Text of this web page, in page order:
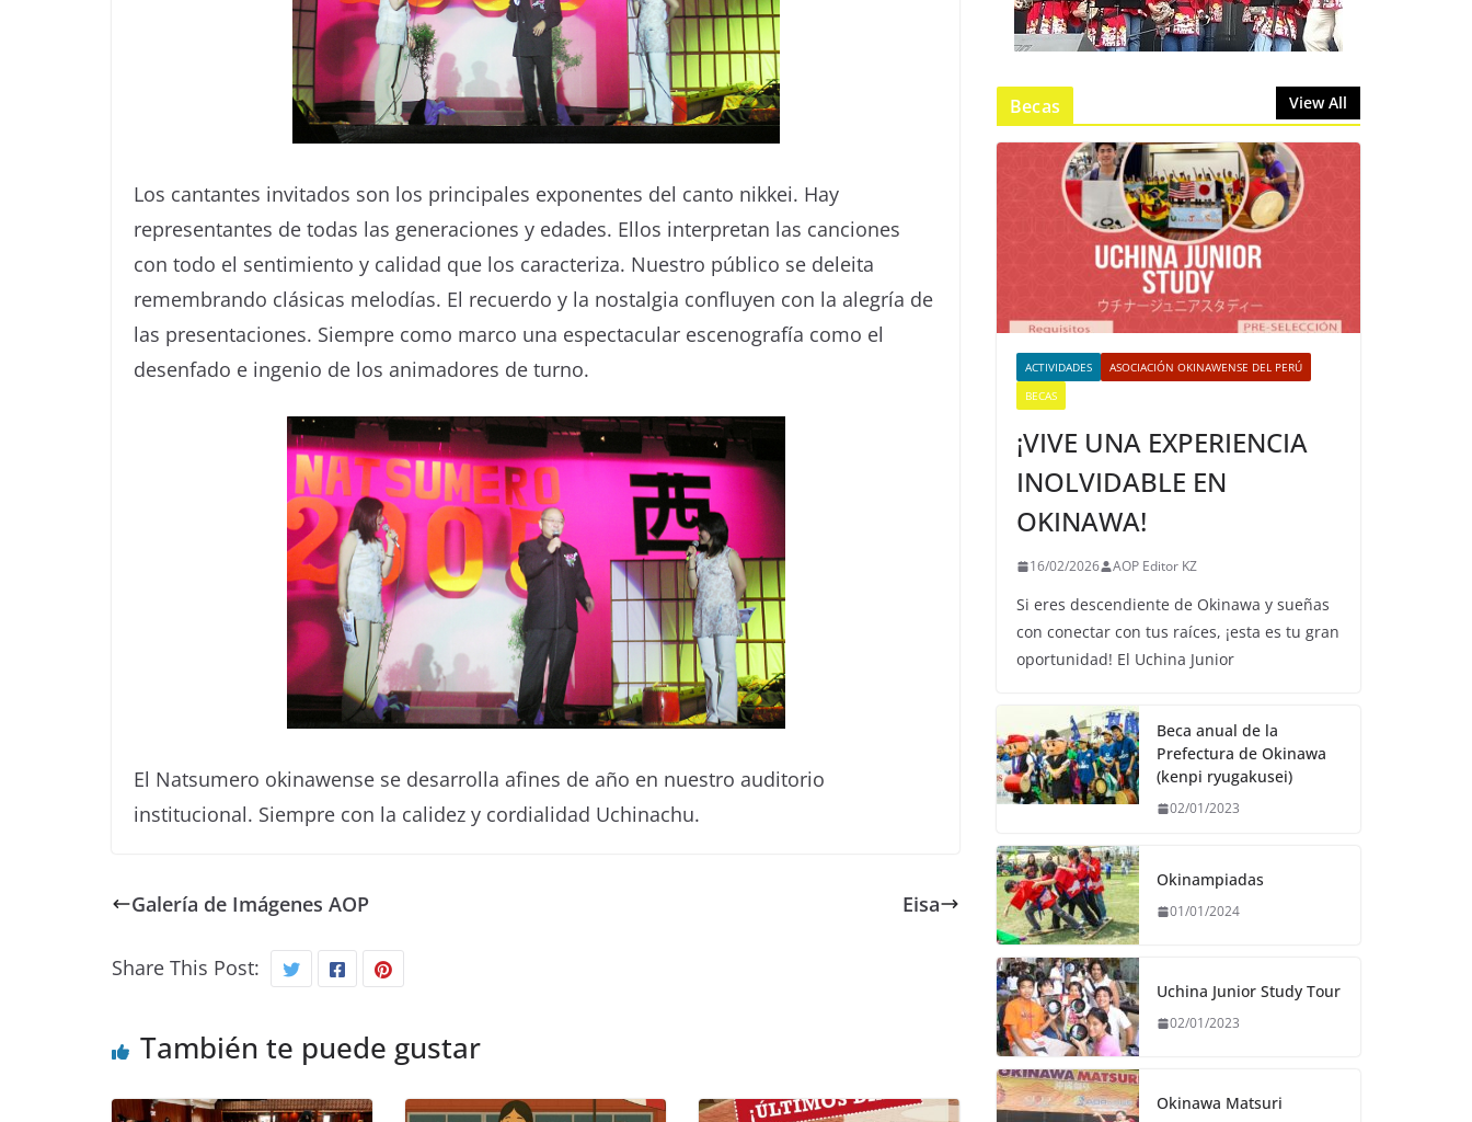
Los cantantes invitados son los principales exponentes del canto nikkei. Hay
representantes de todas las generaciones y edades. Ellos interpretan las canciones
con todo el sentimiento y calidad que los caracteriza. Nuestro público se deleita
remembrando clásicas melodías. El recuerdo y la nostalgia confluyen con la alegría de
las presentaciones. Siempre como marco una espectacular escenografía como el
desenfado e ingenio de los animadores de turno.
El Natsumero okinawense se desarrolla afines de año en nuestro auditorio
institucional. Siempre con la calidez y cordialidad Uchinachu.
Galería de Imágenes AOP Eisa
Share This Post:
También te puede gustar
Becas View All
ACTIVIDADES
ASOCIACIÓN OKINAWENSE DEL PERÚ
BECAS
¡VIVE UNA EXPERIENCIA
INOLVIDABLE EN
OKINAWA!
16/02/2026 AOP Editor KZ
Si eres descendiente de Okinawa y sueñas
con conectar con tus raíces, ¡esta es tu gran
oportunidad! El Uchina Junior
Beca anual de la
Prefectura de Okinawa
(kenpi ryugakusei)
02/01/2023
Okinampiadas
01/01/2024
Uchina Junior Study Tour
02/01/2023
Okinawa Matsuri